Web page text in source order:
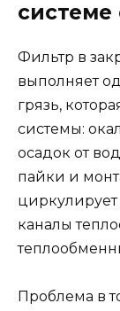
системе
Фильтр в
выполняет
грязь,
системы:
осадок от
пайки и
циркулирует
каналы
Проблема в